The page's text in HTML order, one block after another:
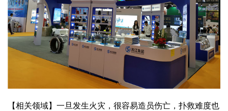
【相关领域】一旦发生火灾，很容易造员伤亡，扑救难度也